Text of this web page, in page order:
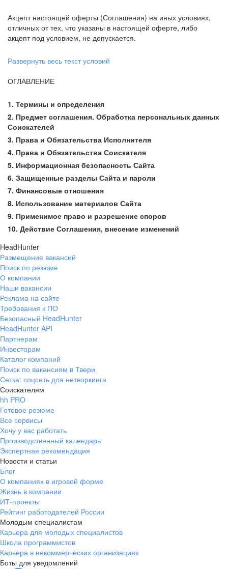
Акцепт настоящей оферты (Соглашения) на иных условиях,
отличных от тех, что указаны в настоящей оферте, либо
акцепт под условием, не допускается.
Развернуть весь текст условий
ОГЛАВЛЕНИЕ
1. Термины и определения
2. Предмет соглашения. Обработка персональных данных
Соискателей
3. Права и Обязательства Исполнителя
4. Права и Обязательства Соискателя
5. Информационная безопасность Сайта
6. Защищенные разделы Сайта и пароли
7. Финансовые отношения
8. Использование материалов Сайта
9. Применимое право и разрешение споров
10. Действие Соглашения, внесение изменений
HeadHunter
Размещение вакансий
Поиск по резюме
О компании
Наши вакансии
Реклама на сайте
Требования к ПО
Безопасный HeadHunter
HeadHunter API
Партнерам
Инвесторам
Каталог компаний
Поиск по вакансиям в Твери
Сетка: соцсеть для нетворкинга
Соискателям
hh PRO
Готовое резюме
Все сервисы
Хочу у вас работать
Производственный календарь
Экспертная рекомендация
Новости и статьи
Блог
О компаниях в игровой форме
Жизнь в компании
ИТ-проекты
Рейтинг работодателей России
Молодым специалистам
Карьера для молодых специалистов
Школа программистов
Карьера в некоммерческих организациях
Боты для уведомлений